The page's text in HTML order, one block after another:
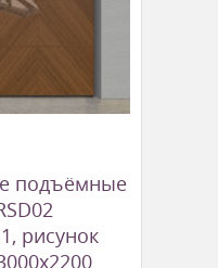
подъёмные
рисунок